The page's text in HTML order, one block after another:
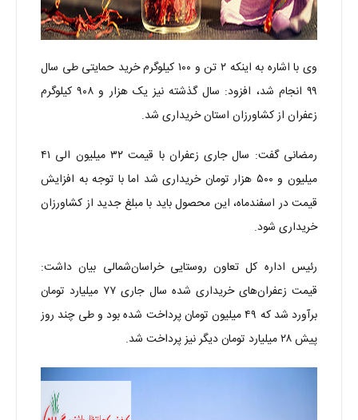
وی با اشاره به اینکه ۲ تن و ۱۰۰ کیلوگرم خرید حمایتی طی سال
۹۹ انجام شد، افزود: سال گذشته نیز یک هزار و ۹۰۸ کیلوگرم
زعفران از کشاورزان استان خریداری شد.
رمضانی گفت: سال جاری زعفران با قیمت ۳۲ میلیون الی ۴۱
میلیون و ۵۰۰ هزار تومان خریداری شد اما با توجه به افزایش
قیمت در اسفندماه، این محصول باید با مبلغ جدید از کشاورزان
خریداری شود.
رئیس اداره کل تعاون روستایی خراسان‌شمالی بیان داشت:
قیمت زعفران‌های خریداری شده سال جاری ۷۷ میلیارد تومان
برآورد شد که ۴۹ میلیون تومان پرداخت شده بود و طی چند روز
پیش ۲۸ میلیارد تومان دیگر نیز پرداخت شد.